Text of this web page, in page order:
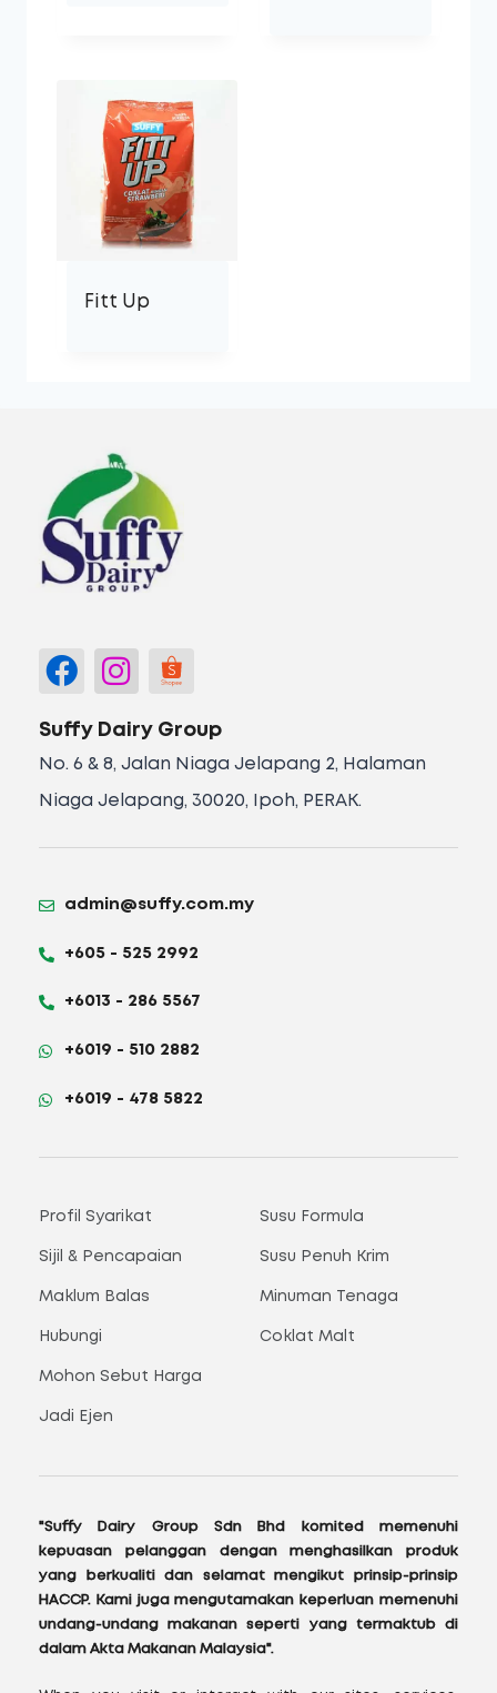
Fitt Up
Suffy Dairy Group
No. 6 & 8, Jalan Niaga Jelapang 2, Halaman
Niaga Jelapang, 30020, Ipoh, PERAK.
admin@suffy.com.my
+605 - 525 2992
+6013 - 286 5567
+6019 - 510 2882
+6019 - 478 5822
Profil Syarikat
Sijil & Pencapaian
Maklum Balas
Hubungi
Mohon Sebut Harga
Jadi Ejen
Susu Formula
Susu Penuh Krim
Minuman Tenaga
Coklat Malt
"Suffy Dairy Group Sdn Bhd komited memenuhi
kepuasan pelanggan dengan menghasilkan produk
yang berkualiti dan selamat mengikut prinsip-prinsip
HACCP. Kami juga mengutamakan keperluan memenuhi
undang-undang makanan seperti yang termaktub di
dalam Akta Makanan Malaysia".